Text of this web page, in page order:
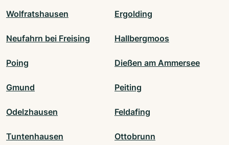
Wolfratshausen Ergolding
Neufahrn bei Freising Hallbergmoos
Poing Dießen am Ammersee
Gmund Peiting
Odelzhausen Feldafing
Tuntenhausen Ottobrunn